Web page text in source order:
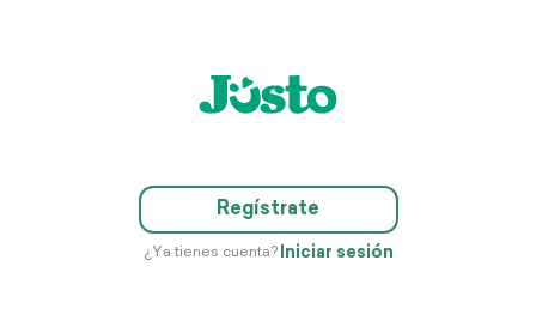
Regístrate
¿Ya tienes cuenta? Iniciar sesión